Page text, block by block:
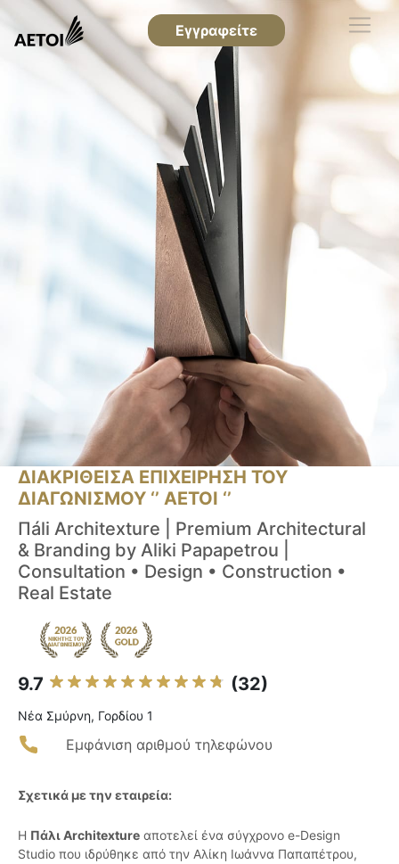
Εγγραφείτε
ΔΙΑΚΡΙΘΕΙΣΑ ΕΠΙΧΕΙΡΗΣΗ ΤΟΥ
ΔΙΑΓΩΝΙΣΜΟΥ ‘’ ΑΕΤΟΙ ‘’
Πáli Architexture | Premium Architectural
& Branding by Aliki Papapetrou |
Consultation • Design • Construction •
Real Estate
9.7 (32)
Νέα Σμύρνη, Γορδίου 1
Εμφάνιση αριθμού τηλεφώνου
Σχετικά με την εταιρεία:
Η Πάλι Architexture αποτελεί ένα σύγχρονο e-Design
Studio που ιδρύθηκε από την Αλίκη Ιωάννα Παπαπέτρου,